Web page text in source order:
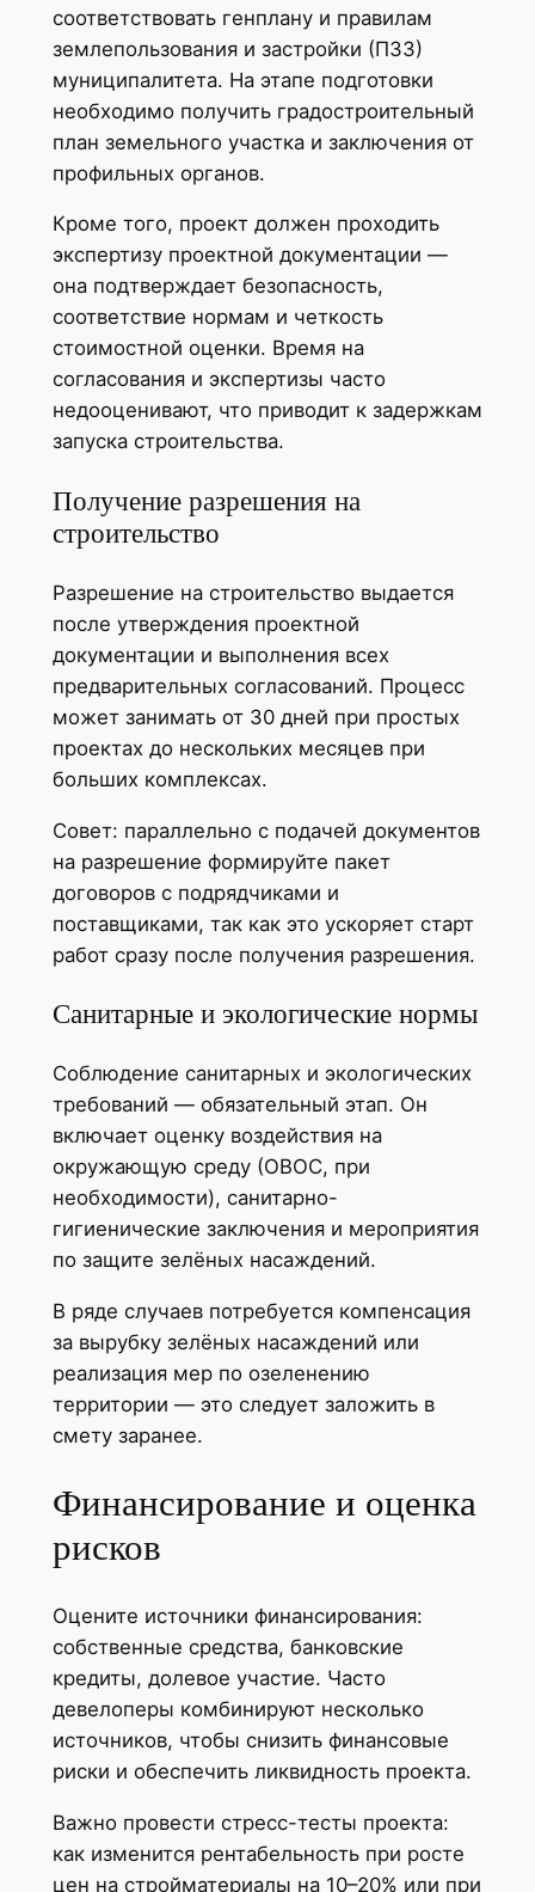
соответствовать генплану и правилам
землепользования и застройки (ПЗЗ)
муниципалитета. На этапе подготовки
необходимо получить градостроительный
план земельного участка и заключения от
профильных органов.
Кроме того, проект должен проходить
экспертизу проектной документации —
она подтверждает безопасность,
соответствие нормам и четкость
стоимостной оценки. Время на
согласования и экспертизы часто
недооценивают, что приводит к задержкам
запуска строительства.
Получение разрешения на
строительство
Разрешение на строительство выдается
после утверждения проектной
документации и выполнения всех
предварительных согласований. Процесс
может занимать от 30 дней при простых
проектах до нескольких месяцев при
больших комплексах.
Совет: параллельно с подачей документов
на разрешение формируйте пакет
договоров с подрядчиками и
поставщиками, так как это ускоряет старт
работ сразу после получения разрешения.
Санитарные и экологические нормы
Соблюдение санитарных и экологических
требований — обязательный этап. Он
включает оценку воздействия на
окружающую среду (ОВОС, при
необходимости), санитарно-
гигиенические заключения и мероприятия
по защите зелёных насаждений.
В ряде случаев потребуется компенсация
за вырубку зелёных насаждений или
реализация мер по озеленению
территории — это следует заложить в
смету заранее.
Финансирование и оценка
рисков
Оцените источники финансирования:
собственные средства, банковские
кредиты, долевое участие. Часто
девелоперы комбинируют несколько
источников, чтобы снизить финансовые
риски и обеспечить ликвидность проекта.
Важно провести стресс-тесты проекта:
как изменится рентабельность при росте
цен на стройматериалы на 10–20% или при